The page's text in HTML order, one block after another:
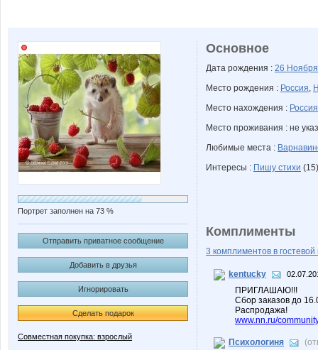
Портрет заполнен на 73 %
Отправить приватное сообщение
Добавить в друзья
Игнорировать
Сделать подарок
Совместная покупка: взрослый
Основное
Дата рождения : 26
Место рождения : Россия,
Место нахождения : Россия
Место проживания : не
Любимые места :
Интересы : Пишу стихи (15)
Комплименты
3 комплиментов в гостевой
kentucky
ПРИГЛАШАЮ!!!
Сбор заказов до
Распродажа!
www.nn.ru/
Психологиня